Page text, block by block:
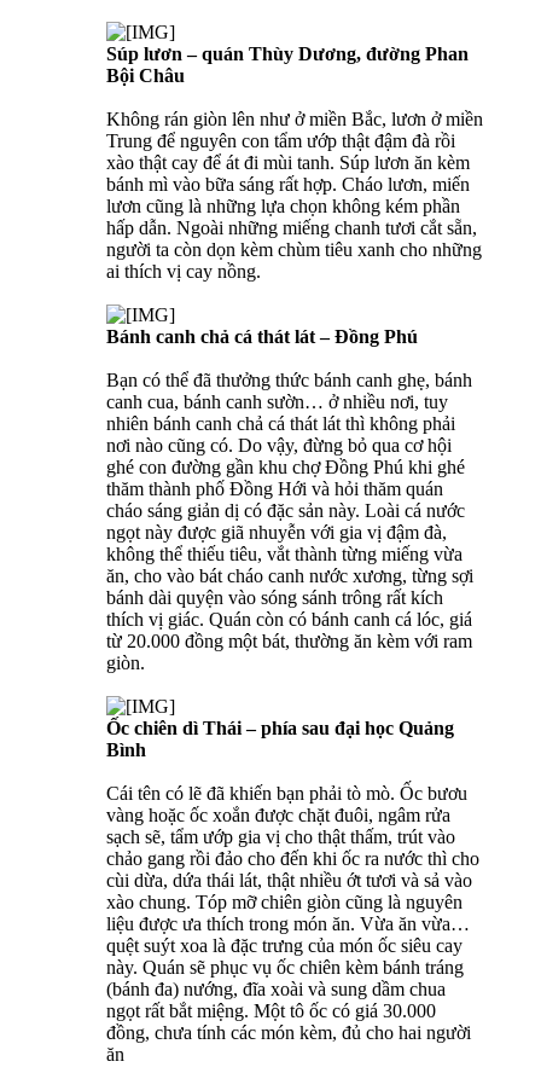
Súp lươn – quán Thùy Dương, đường Phan
Bội Châu
Không rán giòn lên như ở miền Bắc, lươn ở miền
Trung để nguyên con tẩm ướp thật đậm đà rồi
xào thật cay để át đi mùi tanh. Súp lươn ăn kèm
bánh mì vào bữa sáng rất hợp. Cháo lươn, miến
lươn cũng là những lựa chọn không kém phần
hấp dẫn. Ngoài những miếng chanh tươi cắt sẵn,
người ta còn dọn kèm chùm tiêu xanh cho những
ai thích vị cay nồng.
Bánh canh chả cá thát lát – Đồng Phú
Bạn có thể đã thưởng thức bánh canh ghẹ, bánh
canh cua, bánh canh sườn… ở nhiều nơi, tuy
nhiên bánh canh chả cá thát lát thì không phải
nơi nào cũng có. Do vậy, đừng bỏ qua cơ hội
ghé con đường gần khu chợ Đồng Phú khi ghé
thăm thành phố Đồng Hới và hỏi thăm quán
cháo sáng giản dị có đặc sản này. Loài cá nước
ngọt này được giã nhuyễn với gia vị đậm đà,
không thể thiếu tiêu, vắt thành từng miếng vừa
ăn, cho vào bát cháo canh nước xương, từng sợi
bánh dài quyện vào sóng sánh trông rất kích
thích vị giác. Quán còn có bánh canh cá lóc, giá
từ 20.000 đồng một bát, thường ăn kèm với ram
giòn.
Ốc chiên dì Thái – phía sau đại học Quảng
Bình
Cái tên có lẽ đã khiến bạn phải tò mò. Ốc bươu
vàng hoặc ốc xoắn được chặt đuôi, ngâm rửa
sạch sẽ, tẩm ướp gia vị cho thật thấm, trút vào
chảo gang rồi đảo cho đến khi ốc ra nước thì cho
cùi dừa, dứa thái lát, thật nhiều ớt tươi và sả vào
xào chung. Tóp mỡ chiên giòn cũng là nguyên
liệu được ưa thích trong món ăn. Vừa ăn vừa…
quệt suýt xoa là đặc trưng của món ốc siêu cay
này. Quán sẽ phục vụ ốc chiên kèm bánh tráng
(bánh đa) nướng, đĩa xoài và sung dầm chua
ngọt rất bắt miệng. Một tô ốc có giá 30.000
đồng, chưa tính các món kèm, đủ cho hai người
ăn